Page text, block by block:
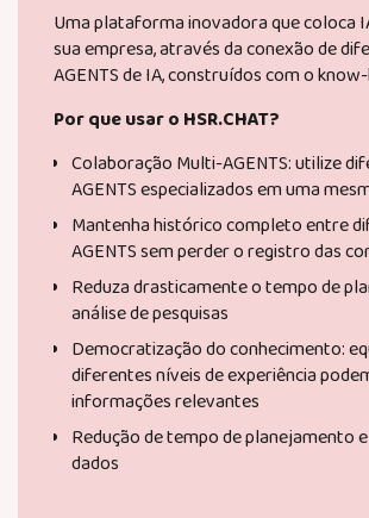
Uma plataforma inovadora que coloca
sua empresa, através da conexão de
AGENTS de IA, construídos com o
Por que usar o HSR.CHAT?
Colaboração Multi-AGENTS: utilize
AGENTS especializados em uma
Mantenha histórico completo entre
AGENTS sem perder o registro das
Reduza drasticamente o tempo de
análise de pesquisas
Democratização do conhecimento:
diferentes níveis de experiência
informações relevantes
Redução de tempo de planejamento
dados